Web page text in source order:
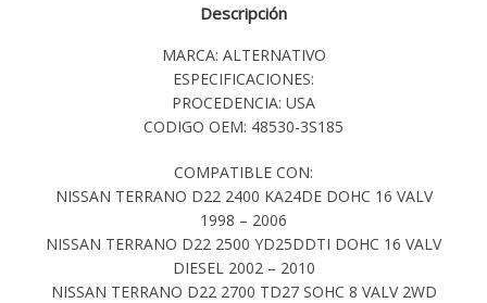
Descripción
MARCA: ALTERNATIVO
ESPECIFICACIONES:
PROCEDENCIA: USA
CODIGO OEM: 48530-3S185
COMPATIBLE CON:
NISSAN TERRANO D22 2400 KA24DE DOHC 16 VALV
1998 – 2006
NISSAN TERRANO D22 2500 YD25DDTI DOHC 16 VALV
DIESEL 2002 – 2010
NISSAN TERRANO D22 2700 TD27 SOHC 8 VALV 2WD